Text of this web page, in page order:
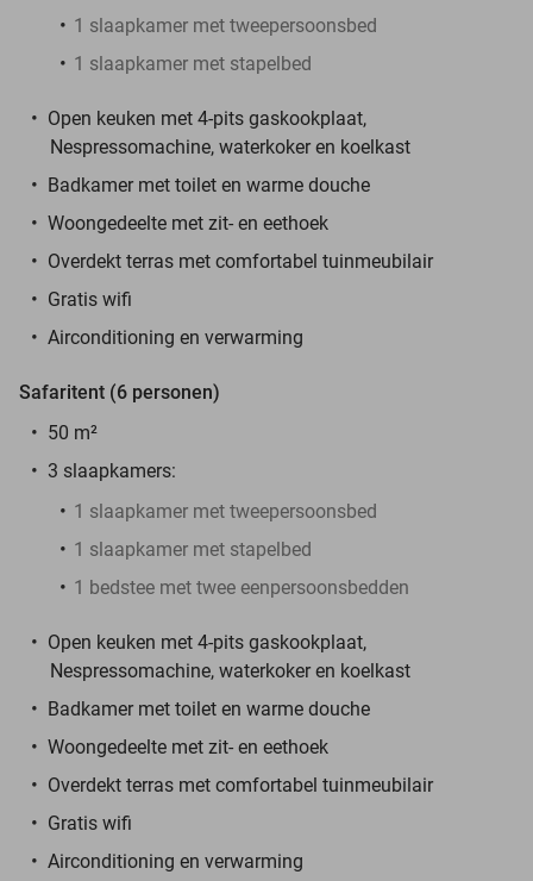
1 slaapkamer met tweepersoonsbed
1 slaapkamer met stapelbed
Open keuken met 4-pits gaskookplaat,
Nespressomachine, waterkoker en koelkast
Badkamer met toilet en warme douche
Woongedeelte met zit- en eethoek
Overdekt terras met comfortabel tuinmeubilair
Gratis wifi
Airconditioning en verwarming
Safaritent (6 personen)
50 m²
3 slaapkamers:
1 slaapkamer met tweepersoonsbed
1 slaapkamer met stapelbed
1 bedstee met twee eenpersoonsbedden
Open keuken met 4-pits gaskookplaat,
Nespressomachine, waterkoker en koelkast
Badkamer met toilet en warme douche
Woongedeelte met zit- en eethoek
Overdekt terras met comfortabel tuinmeubilair
Gratis wifi
Airconditioning en verwarming